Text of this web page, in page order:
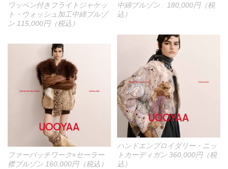
ワッペン付きフライトジャケッ
ト・ウォッシュ加工中綿ブルゾ
ン 115,000円（税込）
ファーパッチワーク×セーラー
襟ブルゾン 160,000円（税込）
中綿ブルゾン 180,000円（税
込）
ハンドエンブロイダリー・ニッ
トカーディガン 360,000円（税
込）